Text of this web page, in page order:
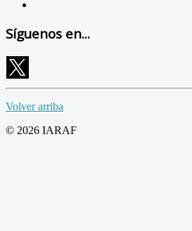
Síguenos en...
Volver arriba
© 2026 IARAF